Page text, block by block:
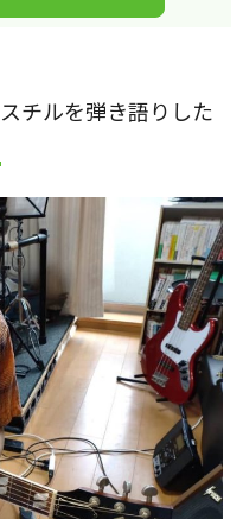
チルを弾き語りした